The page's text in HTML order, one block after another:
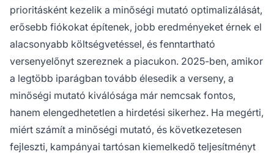
prioritásként kezelik a minőségi mutató optimalizálását,
erősebb fiókokat építenek, jobb eredményeket érnek el
alacsonyabb költségvetéssel, és fenntartható
versenyelőnyt szereznek a piacukon. 2025-ben, amikor
a legtöbb iparágban tovább élesedik a verseny, a
minőségi mutató kiválósága már nemcsak fontos,
hanem elengedhetetlen a hirdetési sikerhez. Ha megérti,
miért számít a minőségi mutató, és következetesen
fejleszti, kampányai tartósan kiemelkedő teljesítményt